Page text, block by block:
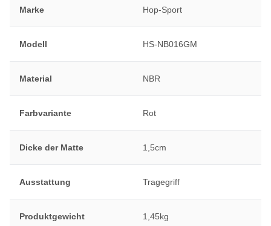
Marke Hop-Sport
Modell HS-NB016GM
Material NBR
Farbvariante Rot
Dicke der Matte 1,5cm
Ausstattung Tragegriff
Produktgewicht 1,45kg